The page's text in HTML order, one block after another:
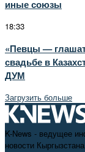
иные союзы
18:33
«Певцы —
свадьбе в
ДУМ
Загрузить больше
K-News - ведущее
новости